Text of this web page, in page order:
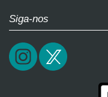
Siga-nos